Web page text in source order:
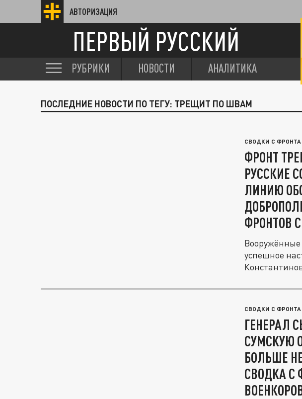
АВТОРИЗАЦИЯ
ПЕРВЫЙ РУССКИЙ
РУБРИКИ НОВОСТИ АНАЛИТИКА
ПОСЛЕДНИЕ НОВОСТИ ПО ТЕГУ: ТРЕЩИТ ПО ШВАМ
СВОДКИ С ФРОНТА
ФРОНТ
РУССКИЕ
ЛИНИЮ
ФРОНТОВ
успешное
СВОДКИ С ФРОНТА
ГЕНЕРАЛ
СУМСКУЮ
БОЛЬШЕ
СВОДКА С